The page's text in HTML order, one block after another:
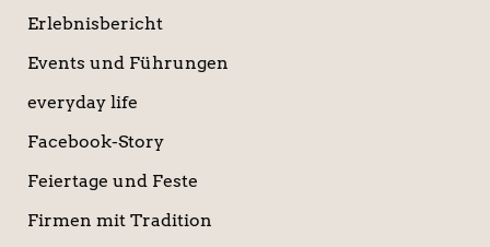
Erlebnisbericht
Events und Führungen
everyday life
Facebook-Story
Feiertage und Feste
Firmen mit Tradition